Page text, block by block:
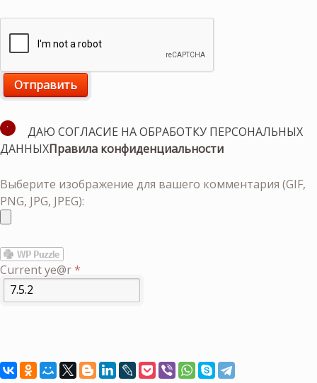
ДАЮ СОГЛАСИЕ НА ОБРАБОТКУ ПЕРСОНАЛЬНЫХ
ДАННЫХПравила конфиденциальности
Выберите изображение для вашего комментария (GIF,
PNG, JPG, JPEG):
Current ye@r*